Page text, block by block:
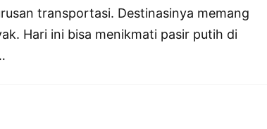
transportasi. Destinasinya memang
Hari ini bisa menikmati pasir putih di